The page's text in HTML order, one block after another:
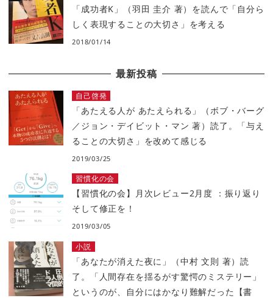
「成功者K」（羽田 圭介 著）を読んで「自分ら
しく表現することの大切さ」を考える
2018/01/14
最新投稿
自己啓発
「あたえる人が あたえられる」（ボブ・バーグ
／ジョン・デイビット・マン 著）読了。「与え
ることの大切さ」を改めて感じる
2019/03/25
習慣化の会
【習慣化の会】月次レビュー2月度 ：振り返り
そして修正を！
2019/03/05
小説
「あなたが消えた夜に」（中村 文則 著）読
了。「人間存在を揺るがす驚愕のミステリー」
というのが、自分にはかなり難解だった【書